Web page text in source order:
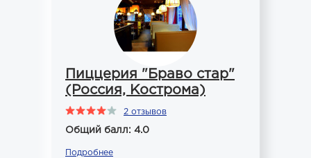
Пиццерия "Браво стар"
(Россия, Кострома)
2 отзывов
Общий балл: 4.0
Подробнее